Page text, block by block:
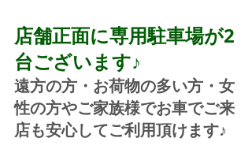
店舗正面に専用駐車場が2
台ございます♪
遠方の方・お荷物の多い方・女
性の方やご家族様でお車でご来
店も安心してご利用頂けます♪